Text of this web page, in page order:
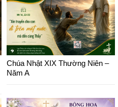
Chúa Nhật XIX Thường Niên –
Năm A